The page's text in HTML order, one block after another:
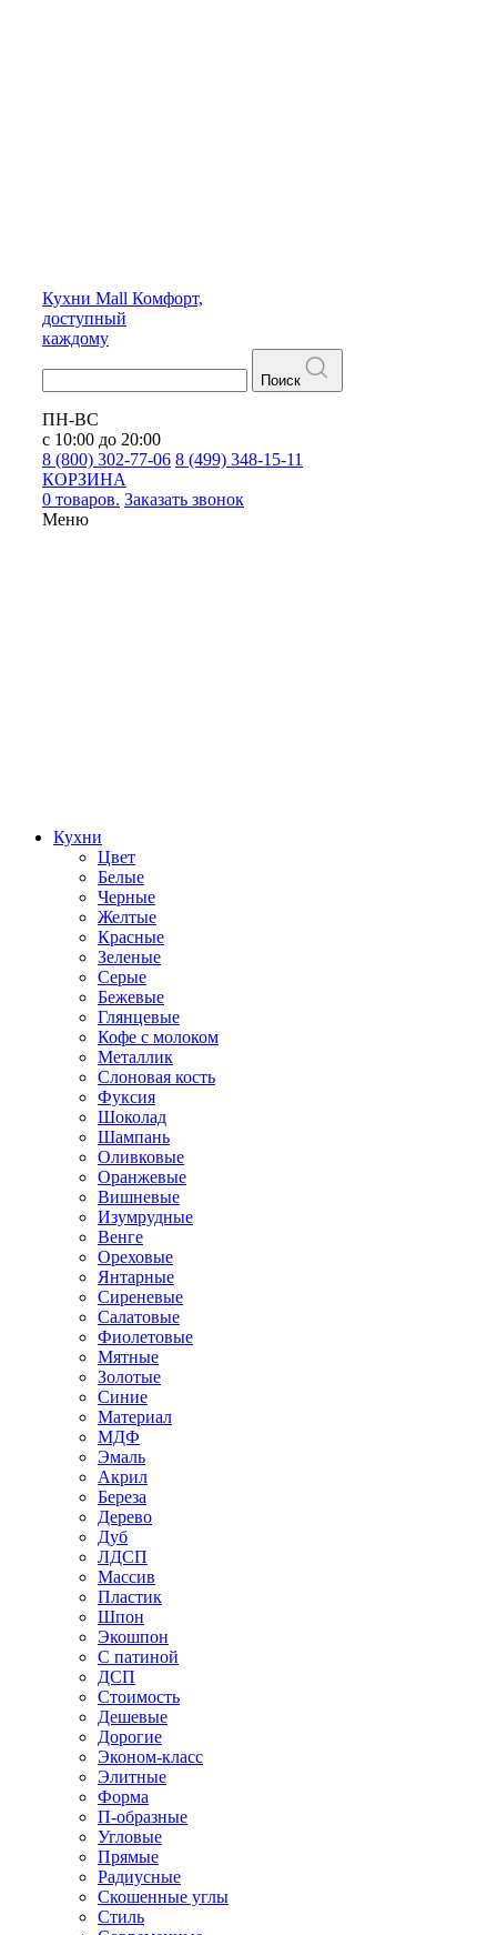
Кухни Mall Комфорт,
доступный
каждому
Поиск
ПН-ВС
с 10:00 до 20:00
8 (800) 302-77-06 8 (499) 348-15-11
КОРЗИНА
0 товаров. Заказать звонок
Меню
Кухни
Цвет
Белые
Черные
Желтые
Красные
Зеленые
Серые
Бежевые
Глянцевые
Кофе с молоком
Металлик
Слоновая кость
Фуксия
Шоколад
Шампань
Оливковые
Оранжевые
Вишневые
Изумрудные
Венге
Ореховые
Янтарные
Сиреневые
Салатовые
Фиолетовые
Мятные
Золотые
Синие
Материал
МДФ
Эмаль
Акрил
Береза
Дерево
Дуб
ЛДСП
Массив
Пластик
Шпон
Экошпон
С патиной
ДСП
Стоимость
Дешевые
Дорогие
Эконом-класс
Элитные
Форма
П-образные
Угловые
Прямые
Радиусные
Скошенные углы
Стиль